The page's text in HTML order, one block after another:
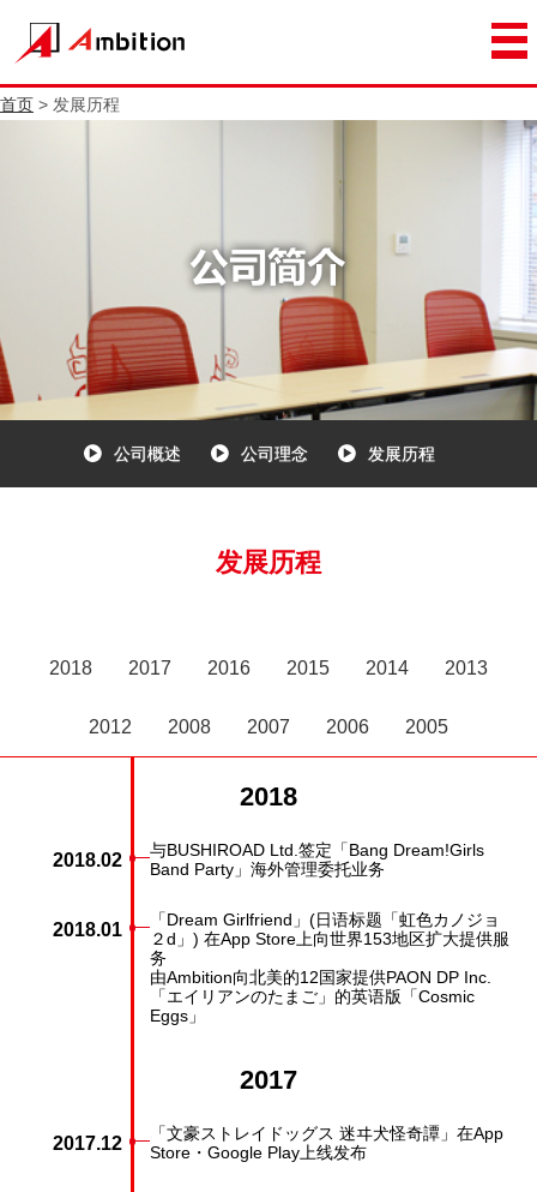
首页 > 发展历程
公司概述 公司理念 发展历程
发展历程
2018 2017 2016 2015 2014 2013
2012 2008 2007 2006 2005
2018
2018.02
与BUSHIROAD Ltd.签定「Bang Dream!Girls
Band Party」海外管理委托业务
2018.01
「Dream Girlfriend」(日语标题「虹色カノジョ
２d」) 在App Store上向世界153地区扩大提供服
务
由Ambition向北美的12国家提供PAON DP Inc.
「エイリアンのたまご」的英语版「Cosmic
Eggs」
2017
2017.12
「文豪ストレイドッグス 迷ヰ犬怪奇譚」在App
Store・Google Play上线发布